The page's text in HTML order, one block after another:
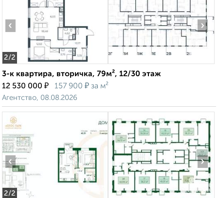
2/2
‹ ›
3-к квартира, вторичка, 79м², 12/30 этаж
12 530 000 ₽ 157 900 ₽ за м²
Агентство, 08.08.2026
2/2
‹ ›